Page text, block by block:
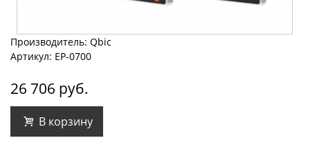
Производитель: Qbic
Артикул: EP-0700
26 706 руб.
В корзину